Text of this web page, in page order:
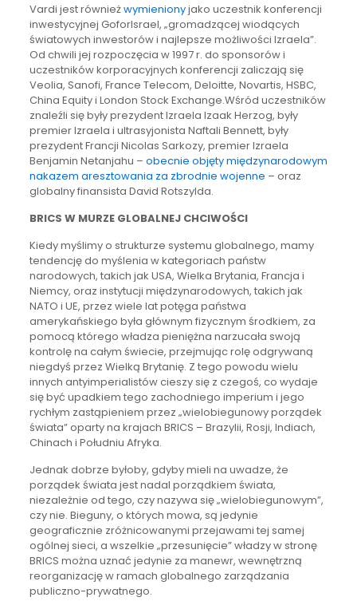
Vardi jest równieżwymienionyjako uczestnik konferencji
inwestycyjnej GoforIsrael, „gromadzącej wiodących
światowych inwestorów i najlepsze możliwości Izraela”.
Od chwili jej rozpoczęcia w 1997 r. do sponsorów i
uczestników korporacyjnych konferencji zaliczają się
Veolia, Sanofi, France Telecom, Deloitte, Novartis, HSBC,
China Equity i London Stock Exchange.Wśród uczestników
znaleźli się były prezydent Izraela Izaak Herzog, były
premier Izraela i ultrasyjonista Naftali Bennett, były
prezydent Francji Nicolas Sarkozy, premier Izraela
Benjamin Netanjahu – obecnie objęty międzynarodowym
nakazem aresztowania za zbrodnie wojenne – oraz
globalny finansista David Rotszylda.
BRICS W MURZE GLOBALNEJ CHCIWOŚCI
Kiedy myślimy o strukturze systemu globalnego, mamy
tendencję do myślenia w kategoriach państw
narodowych, takich jak USA, Wielka Brytania, Francja i
Niemcy, oraz instytucji międzynarodowych, takich jak
NATO i UE, przez wiele lat potęga państwa
amerykańskiego była głównym fizycznym środkiem, za
pomocą którego władza pieniężna narzucała swoją
kontrolę na całym świecie, przejmując rolę odgrywaną
niegdyś przez Wielką Brytanię. Z tego powodu wielu
innych antyimperialistów cieszy się z czegoś, co wydaje
się być upadkiem tego zachodniego imperium i jego
rychłym zastąpieniem przez „wielobiegunowy porządek
świata” oparty na krajach BRICS – Brazylii, Rosji, Indiach,
Chinach i Południu Afryka.
Jednak dobrze byłoby, gdyby mieli na uwadze, że
porządek świata jest nadal porządkiem świata,
niezależnie od tego, czy nazywa się „wielobiegunowym”,
czy nie. Bieguny, o których mowa, są jedynie
geograficznie zróżnicowanymi przejawami tej samej
ogólnej sieci, a wszelkie „przesunięcie” władzy w stronę
BRICS można uznać jedynie za manewr, wewnętrzną
reorganizację w ramach globalnego zarządzania
publiczno-prywatnego.